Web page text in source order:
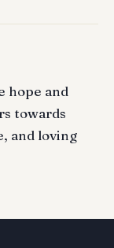
hope and
towards
and loving